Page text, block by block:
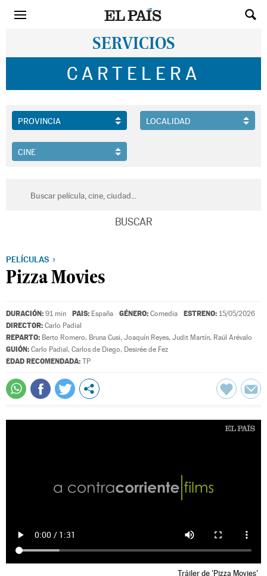
SERVICIOS
CARTELERA
PELÍCULAS
Pizza Movies
DURACIÓN: 91 min PAIS: España GÉNERO: Comedia ESTRENO: 15/05/2026
DIRECTOR: Carlo Padial
REPARTO: Berto Romero, Bruna Cusi, Joaquín Reyes, Judit Martín, Raúl Arévalo
GUIÓN: Carlo Padial , Carlos de Diego, Desirée de Fez
EDAD RECOMENDADA: TP
Tráiler de 'Pizza Movies'